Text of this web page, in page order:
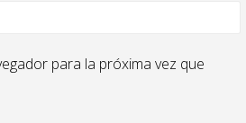
para la próxima vez que